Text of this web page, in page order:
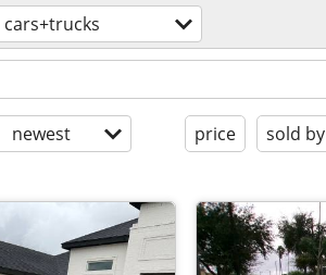
cars+trucks
newest price sold by